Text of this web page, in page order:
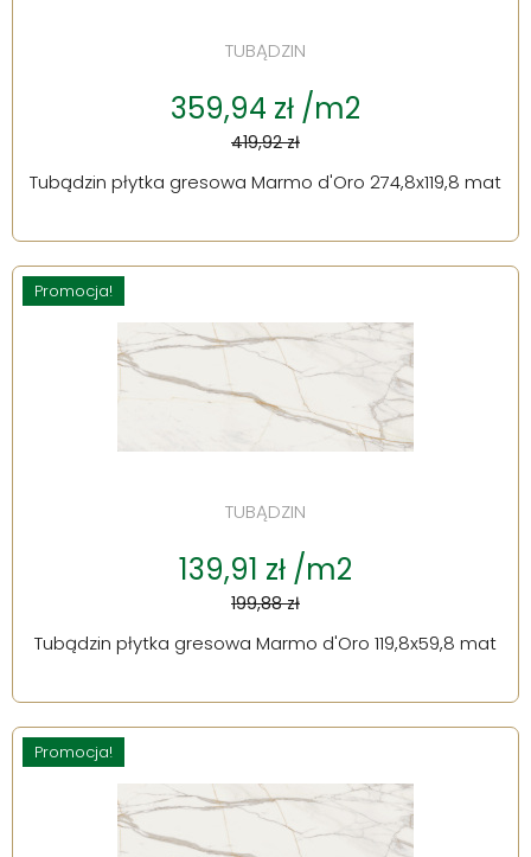
TUBĄDZIN
359,94 zł /m2
419,92 zł
Tubądzin płytka gresowa Marmo d'Oro 274,8x119,8 mat
Promocja!
TUBĄDZIN
139,91 zł /m2
199,88 zł
Tubądzin płytka gresowa Marmo d'Oro 119,8x59,8 mat
Promocja!